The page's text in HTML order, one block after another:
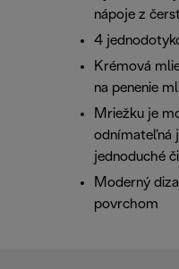
nápoje z
4
Krémová
na penenie
Mriežku je
odnímateľná
jednoduché
Moderný
povrchom